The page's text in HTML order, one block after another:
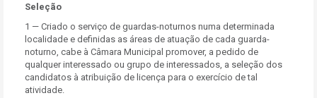
Seleção
1 — Criado o serviço de guardas-noturnos numa determinada
localidade e definidas as áreas de atuação de cada guarda-
noturno, cabe à Câmara Municipal promover, a pedido de
qualquer interessado ou grupo de interessados, a seleção dos
candidatos à atribuição de licença para o exercício de tal
atividade.